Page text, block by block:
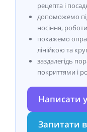
рецепта і
допоможемо
носіння,
покажемо
лінійкою та
заздалегідь
покриттями і
Написати
Запитати